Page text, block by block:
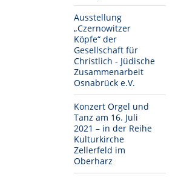
Ausstellung
„Czernowitzer
Köpfe“ der
Gesellschaft für
Christlich - Jüdische
Zusammenarbeit
Osnabrück e.V.
Konzert Orgel und
Tanz am 16. Juli
2021 – in der Reihe
Kulturkirche
Zellerfeld im
Oberharz